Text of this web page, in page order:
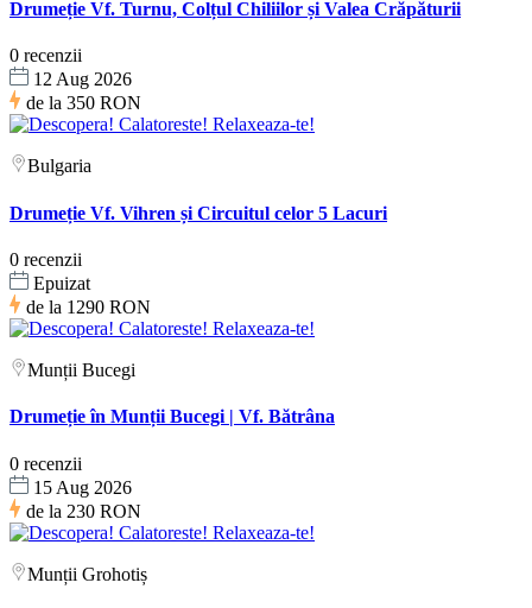
Drumeție Vf. Turnu, Colțul Chiliilor și Valea Crăpăturii
0 recenzii
12 Aug 2026
de la 350 RON
Bulgaria
Drumeție Vf. Vihren și Circuitul celor 5 Lacuri
0 recenzii
Epuizat
de la 1290 RON
Munții Bucegi
Drumeție în Munții Bucegi | Vf. Bătrâna
0 recenzii
15 Aug 2026
de la 230 RON
Munții Grohotiș